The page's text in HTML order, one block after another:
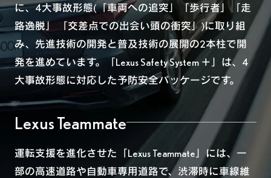
に、4大事故形態(「車両への追突」「歩行者」「走
路逸脱」 「交差点での出会い頭の衝突」)に取り組
み、先進技術の開発と普及技術の展開の2本柱で開
発を進めています。「Lexus Safety System ＋」は、4
大事故形態に対応した予防安全パッケージです。
Lexus Teammate
運転支援を進化させた「Lexus Teammate」には、一
部の高速道路や自動車専用道路で、渋滞時に車線維